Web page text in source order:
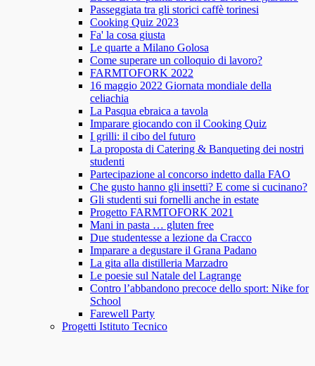
Passeggiata tra gli storici caffè torinesi
Cooking Quiz 2023
Fa' la cosa giusta
Le quarte a Milano Golosa
Come superare un colloquio di lavoro?
FARMTOFORK 2022
16 maggio 2022 Giornata mondiale della
celiachia
La Pasqua ebraica a tavola
Imparare giocando con il Cooking Quiz
I grilli: il cibo del futuro
La proposta di Catering & Banqueting dei nostri
studenti
Partecipazione al concorso indetto dalla FAO
Che gusto hanno gli insetti? E come si cucinano?
Gli studenti sui fornelli anche in estate
Progetto FARMTOFORK 2021
Mani in pasta … gluten free
Due studentesse a lezione da Cracco
Imparare a degustare il Grana Padano
La gita alla distilleria Marzadro
Le poesie sul Natale del Lagrange
Contro l’abbandono precoce dello sport: Nike for
School
Farewell Party
Progetti Istituto Tecnico